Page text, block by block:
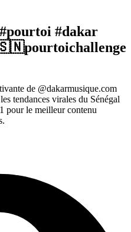
#dakar
de @dakarmusique.com
tendances virales du Sénégal
pour le meilleur contenu